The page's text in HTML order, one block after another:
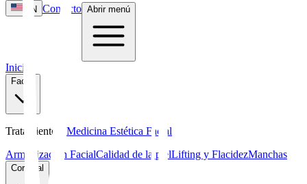
EN Contacto Abrir menú
Inicio
Facial
Tratamientos
Medicina Estética Facial
Armonización FacialCalidad de la pielLifting y FlacidezManchas
Corporal